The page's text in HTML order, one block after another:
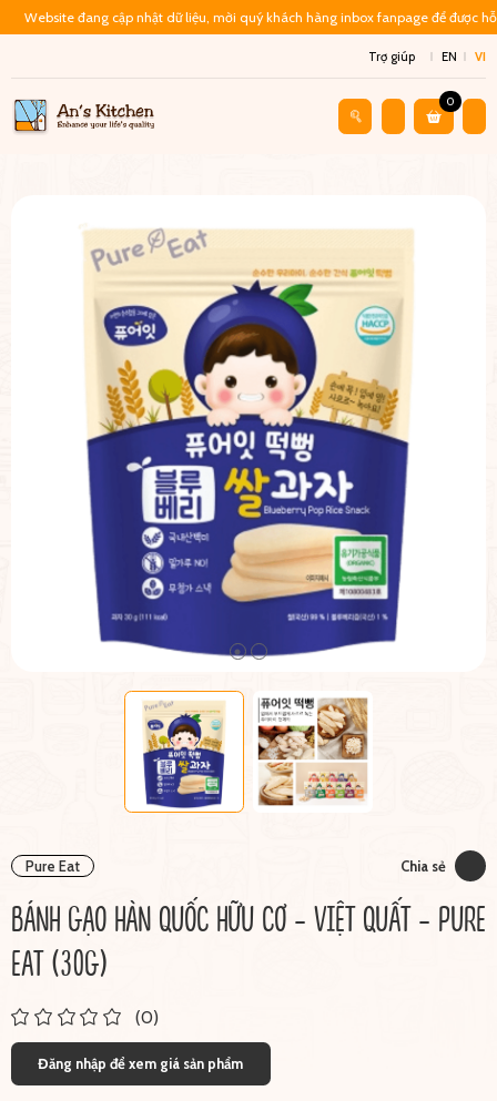
Website đang cập nhật dữ liệu, mời quý khách hàng inbox fanpage để được
Trợ giúp EN VI
0
Pure Eat Chia sẻ
BÁNH GẠO HÀN QUỐC HỮU CƠ - VIỆT QUẤT - PURE
EAT (30G)
(0)
Đăng nhập để xem giá sản phẩm